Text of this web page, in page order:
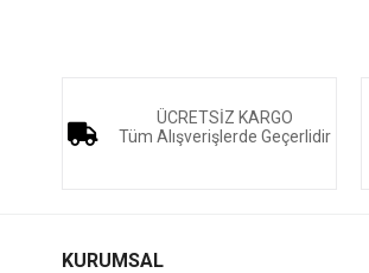
ÜCRETSİZ KARGO
Tüm Alışverişlerde Geçerlidir
KURUMSAL